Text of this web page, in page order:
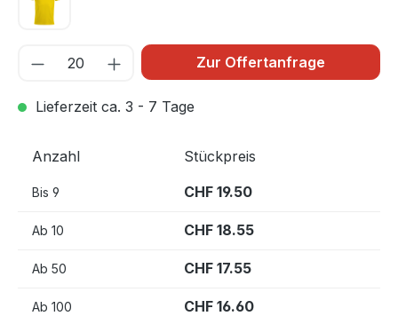
Zitrone 10
Zur Offertanfrage
Lieferzeit ca. 3 - 7 Tage
Anzahl Stückpreis
Bis 9 CHF 19.50
Ab 10 CHF 18.55
Ab 50 CHF 17.55
Ab 100 CHF 16.60